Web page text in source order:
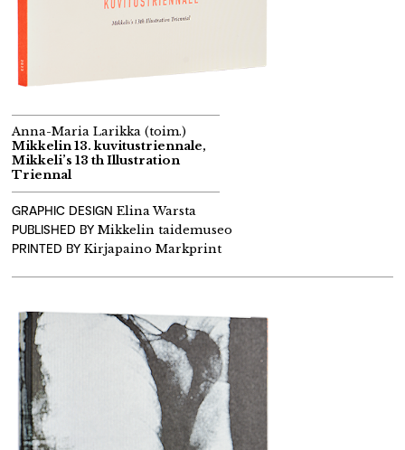
Anna-Maria Larikka (toim.)
Mikkelin 13. kuvitustriennale,
Mikkeli’s 13 th Illustration
Triennal
GRAPHIC DESIGN Elina Warsta
PUBLISHED BY Mikkelin taidemuseo
PRINTED BY Kirjapaino Markprint